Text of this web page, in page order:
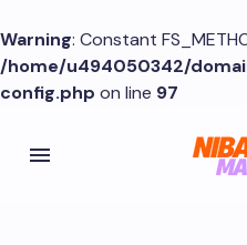
Warning: Constant
/home/u494050342/
config.php on line 97